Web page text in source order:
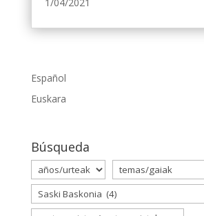
1/04/2021
Español
Euskara
Búsqueda